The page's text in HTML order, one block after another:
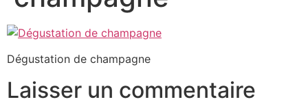
Dégustation de champagne
Laisser un commentaire